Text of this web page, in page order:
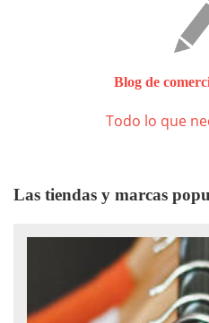
Blog de
Todo lo que
Las tiendas y marcas